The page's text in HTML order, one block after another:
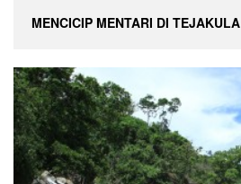
MENCICIP MENTARI DI TEJAKULA